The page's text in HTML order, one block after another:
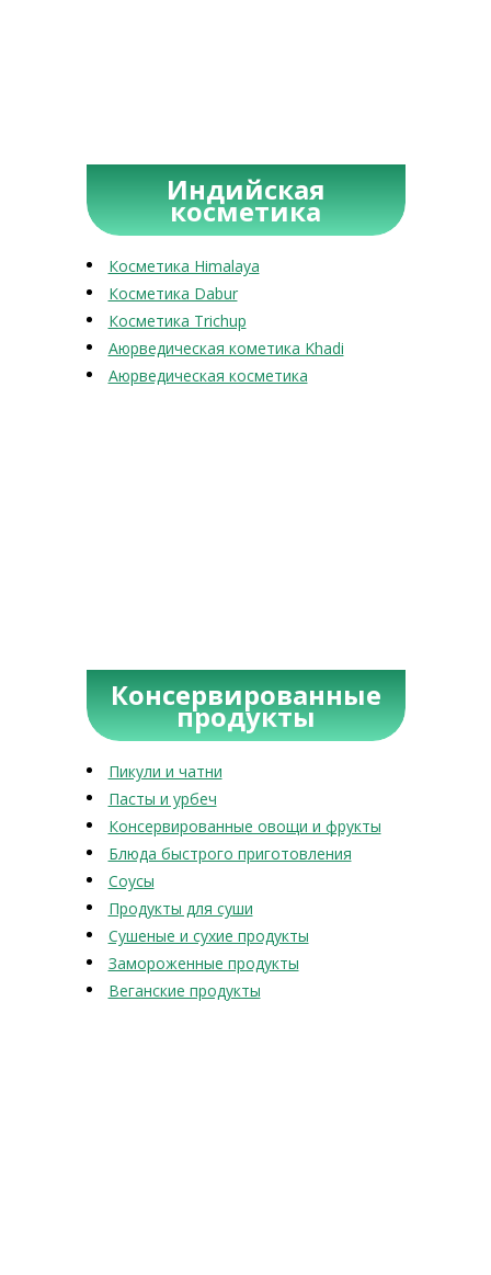
Индийская
косметика
Косметика Himalaya
Косметика Dabur
Косметика Trichup
Аюрведическая кометика Khadi
Аюрведическая косметика
Консервированные
продукты
Пикули и чатни
Пасты и урбеч
Консервированные овощи и фрукты
Блюда быстрого приготовления
Соусы
Продукты для суши
Сушеные и сухие продукты
Замороженные продукты
Веганские продукты